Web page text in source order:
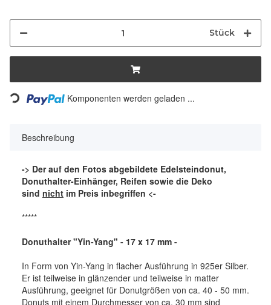
Stück
Loading... Komponenten werden geladen ...
Beschreibung
-> Der auf den Fotos abgebildete Edelsteindonut,
Donuthalter-Einhänger, Reifen sowie die Deko
sind nicht im Preis inbegriffen <-
*****
Donuthalter "Yin-Yang" - 17 x 17 mm -
In Form von Yin-Yang in flacher Ausführung in 925er Silber.
Er ist teilweise in glänzender und teilweise in matter
Ausführung, geeignet für Donutgrößen von ca. 40 - 50 mm.
Donuts mit einem Durchmesser von ca. 30 mm sind